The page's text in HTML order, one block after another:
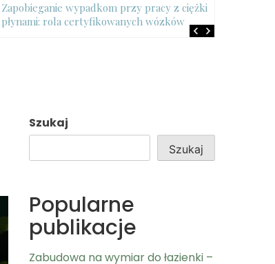
Zapobieganie wypadkom przy pracy z ciężkimi
płynami: rola certyfikowanych wózków
Szukaj
Szukaj
Popularne
publikacje
Zabudowa na wymiar do łazienki –